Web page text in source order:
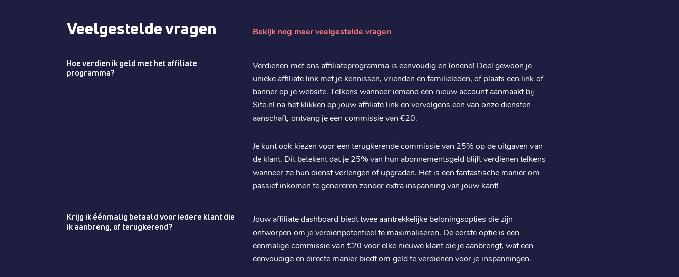
Veelgestelde vragen Bekijk nog meer veelgestelde vragen
Hoe verdien ik geld met het affiliate
programma?
Verdienen met ons affiliateprogramma is eenvoudig en lonend! Deel gewoon je
unieke affiliate link met je kennissen, vrienden en familieleden, of plaats een link of
banner op je website. Telkens wanneer iemand een nieuw account aanmaakt bij
Site.nl na het klikken op jouw affiliate link en vervolgens een van onze diensten
aanschaft, ontvang je een commissie van €20.
Je kunt ook kiezen voor een terugkerende commissie van 25% op de uitgaven van
de klant. Dit betekent dat je 25% van hun abonnementsgeld blijft verdienen telkens
wanneer ze hun dienst verlengen of upgraden. Het is een fantastische manier om
passief inkomen te genereren zonder extra inspanning van jouw kant!
Krijg ik éénmalig betaald voor iedere klant die
ik aanbreng, of terugkerend?
Jouw affiliate dashboard biedt twee aantrekkelijke beloningsopties die zijn
ontworpen om je verdienpotentieel te maximaliseren. De eerste optie is een
eenmalige commissie van €20 voor elke nieuwe klant die je aanbrengt, wat een
eenvoudige en directe manier biedt om geld te verdienen voor je inspanningen.